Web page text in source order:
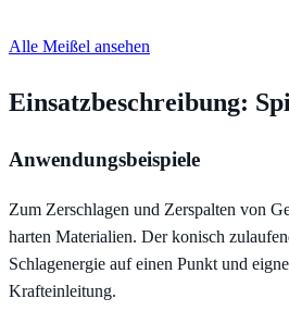
Alle Meißel ansehen
Einsatzbeschreibung:
Anwendungsbeispiele
Zum Zerschlagen und Zerspalten von
harten Materialien. Der konisch
Schlagenergie auf einen Punkt und
Krafteinleitung.